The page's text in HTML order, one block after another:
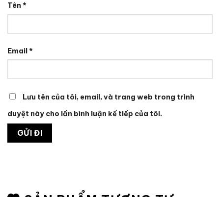
Tên *
Email*
Lưu tên của tôi, email, và trang web trong trình
duyệt này cho lần bình luận kế tiếp của tôi.